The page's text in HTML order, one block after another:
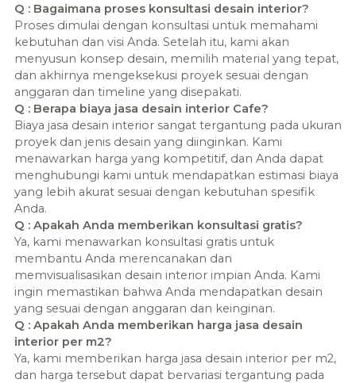
Q : Bagaimana proses konsultasi desain interior?
Proses dimulai dengan konsultasi untuk memahami
kebutuhan dan visi Anda. Setelah itu, kami akan
menyusun konsep desain, memilih material yang tepat,
dan akhirnya mengeksekusi proyek sesuai dengan
anggaran dan timeline yang disepakati.
Q : Berapa biaya jasa desain interior Cafe?
Biaya jasa desain interior sangat tergantung pada ukuran
proyek dan jenis desain yang diinginkan. Kami
menawarkan harga yang kompetitif, dan Anda dapat
menghubungi kami untuk mendapatkan estimasi biaya
yang lebih akurat sesuai dengan kebutuhan spesifik
Anda.
Q : Apakah Anda memberikan konsultasi gratis?
Ya, kami menawarkan konsultasi gratis untuk
membantu Anda merencanakan dan
memvisualisasikan desain interior impian Anda. Kami
ingin memastikan bahwa Anda mendapatkan desain
yang sesuai dengan anggaran dan keinginan.
Q : Apakah Anda memberikan harga jasa desain
interior per m2?
Ya, kami memberikan harga jasa desain interior per m2,
dan harga tersebut dapat bervariasi tergantung pada